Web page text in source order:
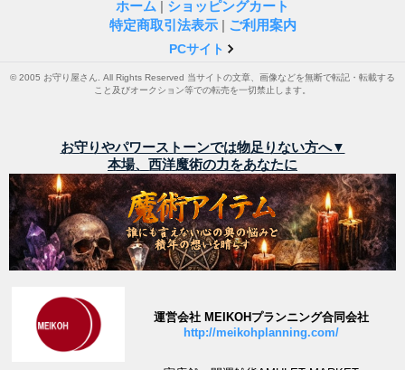
ホーム | ショッピングカート
特定商取引法表示 | ご利用案内
PCサイト
© 2005 お守り屋さん. All Rights Reserved 当サイトの文章、画像などを無断で転記・転載する
こと及びオークション等での転売を一切禁止します。
お守りやパワーストーンでは物足りない方へ▼
本場、西洋魔術の力をあなたに
運営会社 MEIKOHプランニング合同会社
http://meikohplanning.com/